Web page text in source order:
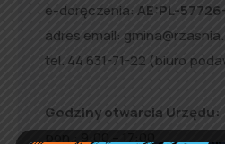
e-doręczenia: AE:PL-
adres email:
tel. 44 631-71-22 (biuro
Godziny otwarcia Urzędu: